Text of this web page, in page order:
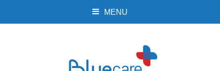
MENU